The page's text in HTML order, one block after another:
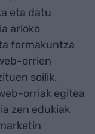
eta datu
arloko
formakuntza
orrien
soilik.
orriak egitea
zen edukiak